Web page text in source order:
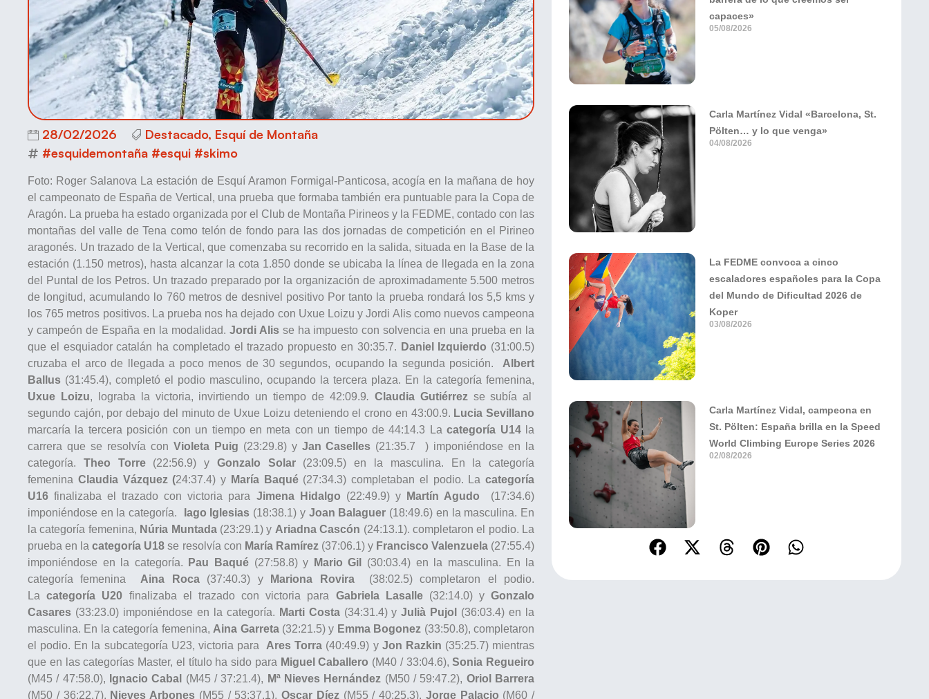
28/02/2026 Destacado, Esquí de Montaña
#esquidemontaña #esqui #skimo
Foto: Roger Salanova La estación de Esquí Aramon Formigal-Panticosa, acogía en la mañana de hoy
el campeonato de España de Vertical, una prueba que formaba también era puntuable para la Copa de
Aragón. La prueba ha estado organizada por el Club de Montaña Pirineos y la FEDME, contado con las
montañas del valle de Tena como telón de fondo para las dos jornadas de competición en el Pirineo
aragonés. Un trazado de la Vertical, que comenzaba su recorrido en la salida, situada en la Base de la
estación (1.150 metros), hasta alcanzar la cota 1.850 donde se ubicaba la línea de llegada en la zona
del Puntal de los Petros. Un trazado preparado por la organización de aproximadamente 5.500 metros
de longitud, acumulando lo 760 metros de desnivel positivo Por tanto la prueba rondará los 5,5 kms y
los 765 metros positivos. La prueba nos ha dejado con Uxue Loizu y Jordi Alis como nuevos campeona
y campeón de España en la modalidad. Jordi Alisse ha impuesto con solvencia en una prueba en la
que el esquiador catalán ha completado el trazado propuesto en 30:35.7. Daniel Izquierdo (31:00.5)
cruzaba el arco de llegada a poco menos de 30 segundos, ocupando la segunda posición.
Albert
Ballus (31:45.4), completó el podio masculino, ocupando la tercera plaza. En la categoría femenina,
Uxue Loizu, lograba la victoria, invirtiendo un tiempo de 42:09.9. Claudia Gutiérrezse subía al
segundo cajón, por debajo del minuto de Uxue Loizu deteniendo el crono en 43:00.9. Lucia Sevillano
marcaría la tercera posición con un tiempo en meta con un tiempo de 44:14.3 Lacategoría U14la
carrera que se resolvía con Violeta Puig (23:29.8) y Jan Caselles (21:35.7 ) imponiéndose en la
categoría. Theo Torre(22:56.9) y Gonzalo Solar(23:09.5) en la masculina. En la categoría
femenina Claudia Vázquez (24:37.4) y María Baqué(27:34.3) completaban el podio. Lacategoría
U16 finalizaba el trazado con victoria para Jimena Hidalgo (22:49.9) yMartín Agudo (17:34.6)
imponiéndose en la categoría.
Iago Iglesias (18:38.1) y Joan Balaguer (18:49.6) en la masculina. En
la categoría femenina, Núria Muntada (23:29.1) y Ariadna Cascón (24:13.1). completaron el podio. La
prueba en lacategoría U18 se resolvía con María Ramírez(37:06.1) y Francisco Valenzuela (27:55.4)
imponiéndose en la categoría.
Pau Baqué (27:58.8) y Mario Gil
(30:03.4) en la masculina. En la
categoría femenina Aina Roca(37:40.3) y Mariona Rovira
(38:02.5) completaron el podio.
Lacategoría U20 finalizaba el trazado con victoria para Gabriela Lasalle (32:14.0) y Gonzalo
Casares (33:23.0) imponiéndose en la categoría. Marti Costa(34:31.4) yJulià Pujol
(36:03.4) en la
masculina. En la categoría femenina, Aina Garreta(32:21.5) y Emma Bogonez (33:50.8), completaron
el podio. En la subcategoría U23, victoria para Ares Torra (40:49.9) y Jon Razkin (35:25.7) mientras
que en las categorías Master, el título ha sido para Miguel Caballero (M40 / 33:04.6),Sonia Regueiro
(M45 / 47:58.0), Ignacio Cabal (M45 / 37:21.4), Mª Nieves Hernández (M50 / 59:47.2), Oriol Barrera
(M50 / 36:22.7), Nieves Arbones (M55 / 53:37.1),Oscar Díez(M55 / 40:25.3), Jorge Palacio (M60 /
capaces»
05/08/2026
Carla Martínez Vidal «Barcelona, St.
Pölten… y lo que venga»
04/08/2026
La FEDME convoca a cinco
escaladores españoles para la Copa
del Mundo de Dificultad 2026 de
Koper
03/08/2026
Carla Martínez Vidal, campeona en
St. Pölten: España brilla en la Speed
World Climbing Europe Series 2026
02/08/2026